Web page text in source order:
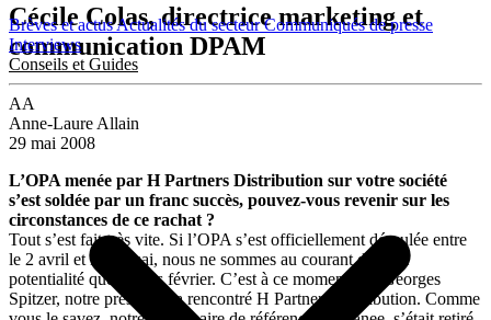
Brèves et actusActualités du secteurCommuniqués de presse
Interviews
Conseils et Guides
Cécile Colas, directrice marketing et
communication DPAM
AA
Anne-Laure Allain
29 mai 2008
L’OPA menée par H Partners Distribution sur votre société
s’est soldée par un franc succès, pouvez-vous revenir sur les
circonstances de ce rachat ?
Tout s’est fait très vite. Si l’OPA s’est officiellement déroulée entre
le 2 avril et le 26 mai, nous ne sommes au courant de cette
potentialité que depuis février. C’est à ce moment que Georges
Spitzer, notre président, a rencontré H Partners Distribution. Comme